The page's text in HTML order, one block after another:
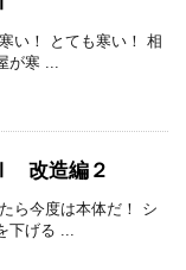
い！ とても寒い！ 相
が寒 ...
改造編２
ら今度は本体だ！ シ
下げる ...